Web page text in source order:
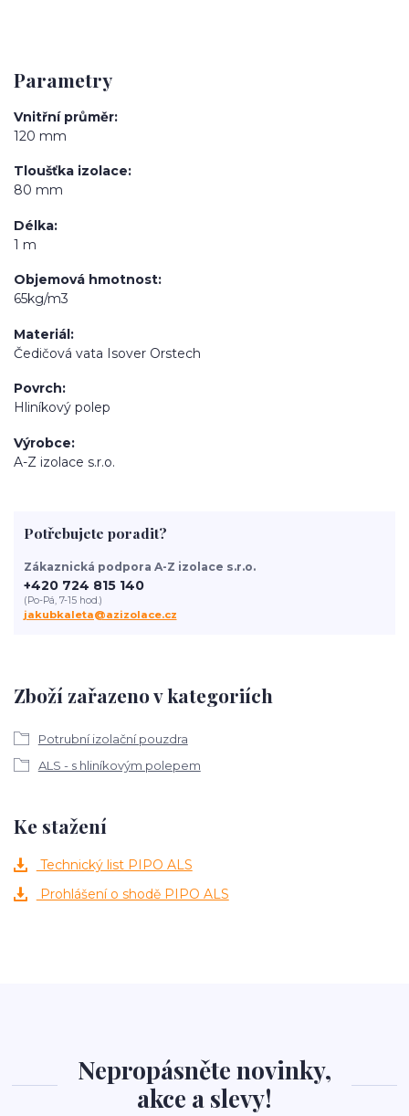
Parametry
Vnitřní průměr
120 mm
Tloušťka izolace
80 mm
Délka
1 m
Objemová hmotnost
65kg/m3
Materiál
Čedičová vata Isover Orstech
Povrch
Hliníkový polep
Výrobce
A-Z izolace s.r.o.
Zboží zařazeno v kategoriích
Potrubní izolační pouzdra
ALS - s hliníkovým polepem
Potřebujete poradit?
Zákaznická podpora A-Z izolace s.r.o.
+420 724 815 140
(Po-Pá, 7-15 hod.)
jakubkaleta@azizolace.cz
Ke stažení
Technický list PIPO ALS
Prohlášení o shodě PIPO ALS
Nepropásněte novinky,
akce a slevy!